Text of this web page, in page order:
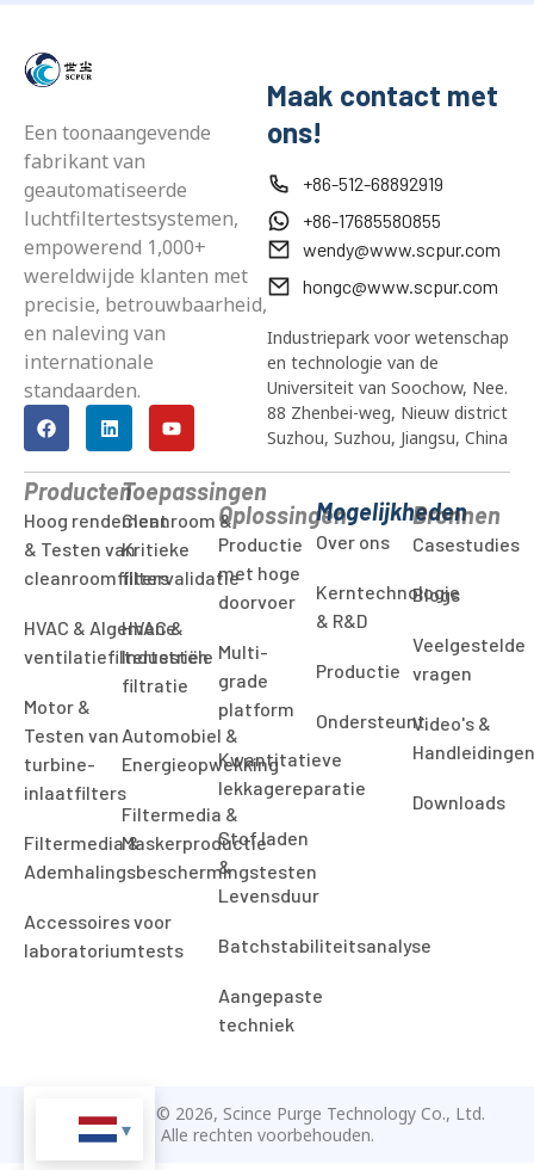
Een toonaangevende
fabrikant van
geautomatiseerde
luchtfiltertestsystemen,
empowerend 1,000+
wereldwijde klanten met
precisie, betrouwbaarheid,
en naleving van
internationale
standaarden.
Maak contact met
ons!
+86-512-68892919
+86-17685580855
wendy@www.scpur.com
hongc@www.scpur.com
Industriepark voor wetenschap
en technologie van de
Universiteit van Soochow, Nee.
88 Zhenbei-weg, Nieuw district
Suzhou, Suzhou, Jiangsu, China
Producten
Hoog rendement
& Testen van
cleanroomfilters
HVAC & Algemene
ventilatiefiltertesten
Motor &
Testen van
turbine-
inlaatfilters
Filtermedia &
Ademhalingsbeschermingstesten
Accessoires voor
laboratoriumtests
Toepassingen
Cleanroom &
Kritieke
filtervalidatie
HVAC &
Industriële
filtratie
Automobiel &
Energieopwekking
Filtermedia &
Maskerproductie
Oplossingen
Productie
met hoge
doorvoer
Multi-
grade
platform
Kwantitatieve
lekkagereparatie
Stof laden
&
Levensduur
Batchstabiliteitsanalyse
Aangepaste
techniek
Mogelijkheden
Over ons
Kerntechnologie
& R&D
Productie
Ondersteunt
Bronnen
Casestudies
Blogs
Veelgestelde
vragen
Video's &
Downloads
Auteursrecht © 2026, Scince Purge Technology Co., Ltd.
Alle rechten voorbehouden.